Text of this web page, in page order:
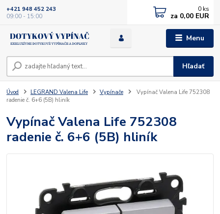
Menu
Hľadať
+421 948 452 243
09:00 - 15:00
0 ks
za 0,00 EUR
Úvod LEGRAND Valena Life Vypínače
Vypínač Valena Life 752308
radenie č. 6+6 (5B) hliník
Vypínač Valena Life 752308
radenie č. 6+6 (5B) hliník